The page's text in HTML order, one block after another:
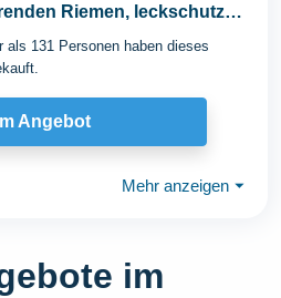
Riemen, leckschutz
als 131 Personen haben dieses
Angebot
Mehr anzeigen ⏷
im